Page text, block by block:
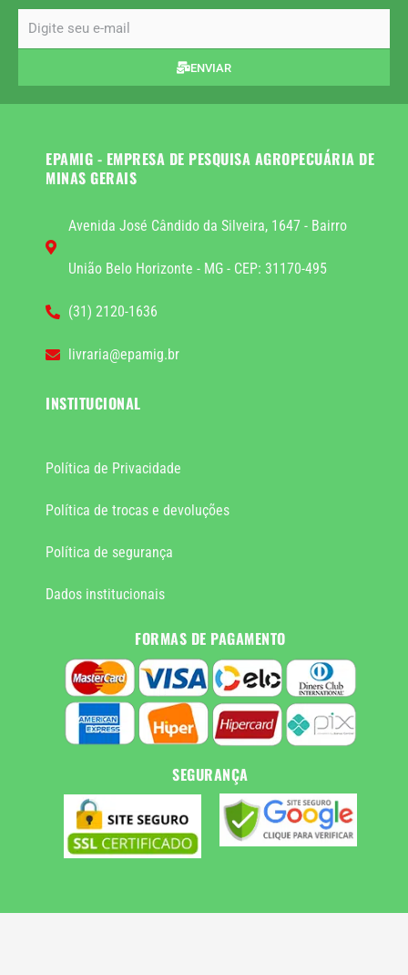
ENVIAR
EPAMIG - EMPRESA DE PESQUISA AGROPECUÁRIA DE
MINAS GERAIS
Avenida José Cândido da Silveira, 1647 - Bairro
União Belo Horizonte - MG - CEP: 31170-495
(31) 2120-1636
livraria@epamig.br
INSTITUCIONAL
Política de Privacidade
Política de trocas e devoluções
Política de segurança
Dados institucionais
FORMAS DE PAGAMENTO
SEGURANÇA